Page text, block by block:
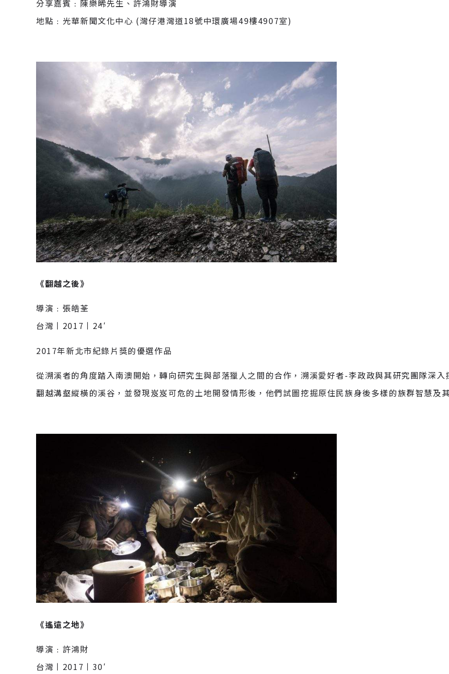
分享嘉賓﹕陳樂晞先生、許鴻財導演
地點﹕光華新聞文化中心 (灣仔港灣道18號中環廣場49樓4907室)
《翻越之後》
導演﹕張皓荃
台灣丨2017丨24′
2017年新北市紀錄片獎的優選作品
從溯溪者的角度踏入南澳開始，轉向研究生與部落獵人之間的合作，溯溪愛好者-李政政與其研究團隊深
翻越溝壑縱橫的溪谷，並發現岌岌可危的土地開發情形後，他們試圖挖掘原住民族身後多樣的族群智慧及
《遙遠之地》
導演﹕許鴻財
台灣丨2017丨30′